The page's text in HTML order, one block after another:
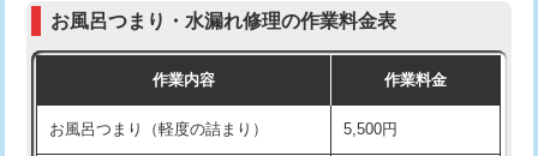
交換・取付（普通便座） 11,000円+材料費
交換・取付（温水洗浄便座） 16,500円+材料費
交換・取付(単水栓（壁付・デッキ
13,200円+材料費
お風呂つまり・水漏れ修理の作業料金表
作業内容 作業料金
お風呂つまり（軽度の詰まり） 5,500円